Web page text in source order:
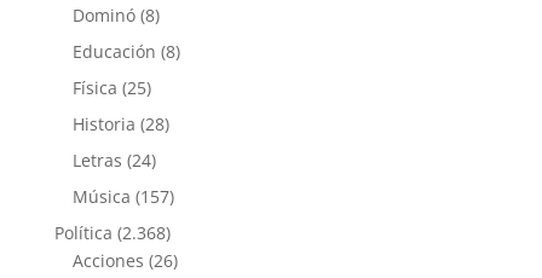
Dominó(8)
Educación (8)
Física (25)
Historia (28)
Letras (24)
Música (157)
Política (2.368)
Acciones (26)